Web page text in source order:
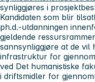
synliggjøres i
Kandidaten som blir
ph.d.-utdanningen
gjeldende
sannsynliggjøre at de vil
infrastruktur for
ved Det humanistiske
i driftsmidler for